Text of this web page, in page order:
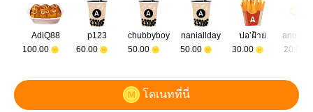
AdiQ88
100.00
p123
60.00
chubbyboy
50.00
naniallday
50.00
ปอ’ฝ้าย
30.00
20.00
โดเนทที่นี่